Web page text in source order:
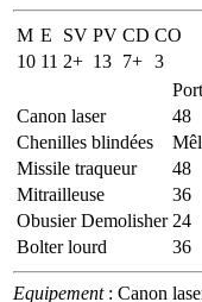
M E SV PV CD CO
10 11 2+ 13 7+ 3
Canon laser
48
Chenilles blindées
Missile traqueur
48
Mitrailleuse
36
Obusier Demolisher 24
Bolter lourd
36
Equipement: Canon